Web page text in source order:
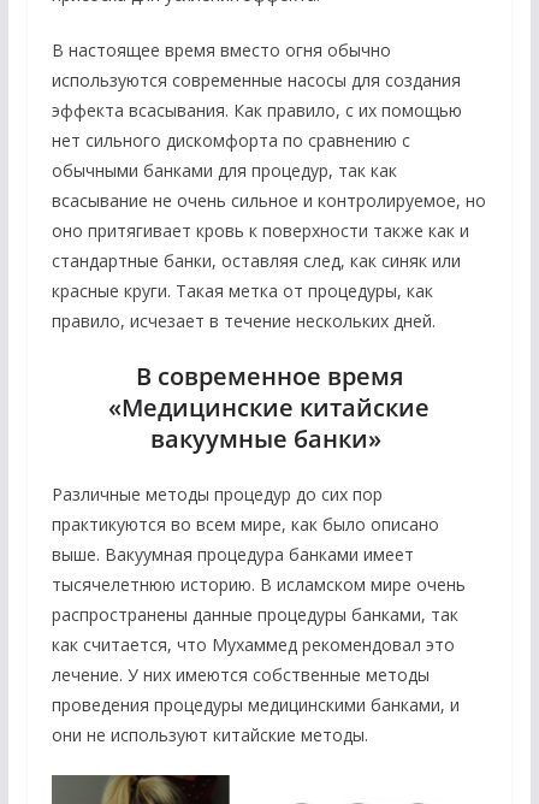
В настоящее время вместо огня обычно
используются современные насосы для создания
эффекта всасывания. Как правило, с их помощью
нет сильного дискомфорта по сравнению с
обычными банками для процедур, так как
всасывание не очень сильное и контролируемое, но
оно притягивает кровь к поверхности также как и
стандартные банки, оставляя след, как синяк или
красные круги. Такая метка от процедуры, как
правило, исчезает в течение нескольких дней.
В современное время
«Медицинские китайские
вакуумные банки»
Различные методы процедур до сих пор
практикуются во всем мире, как было описано
выше. Вакуумная процедура банками имеет
тысячелетнюю историю. В исламском мире очень
распространены данные процедуры банками, так
как считается, что Мухаммед рекомендовал это
лечение. У них имеются собственные методы
проведения процедуры медицинскими банками, и
они не используют китайские методы.